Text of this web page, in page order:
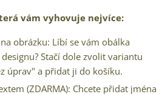
vám vyhovuje nejvíce:
na obrázku: Líbí se vám obálka
Stačí dole zvolit variantu
úprav" a přidat ji do košíku.
(ZDARMA): Chcete přidat jména